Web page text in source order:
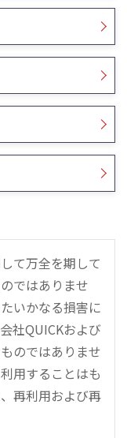
て万全を期して
ではありませ
いかなる損害に
社QUICKおよび
のではありませ
用することはも
再利用および再